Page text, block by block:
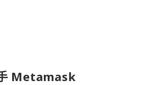
Metamask